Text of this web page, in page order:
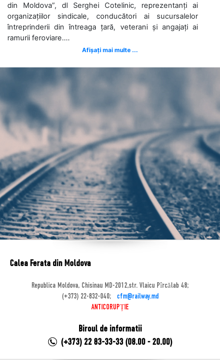
din Moldova”, dl Serghei Cotelinic, reprezentanți ai
organizațiilor sindicale, conducători ai sucursalelor
întreprinderii din întreaga țară, veterani și angajați ai
ramurii feroviare....
Afișați mai multe ...
Calea Ferata din Moldova
Republica Moldova, Chisinau MD-2012,str. Vlaicu Pîrcălab 48;
(+373) 22-832-040;
cfm@railway.md
ANTICORUPȚIE
Biroul de informatii
(+373) 22 83-33-33 (08.00 - 20.00)